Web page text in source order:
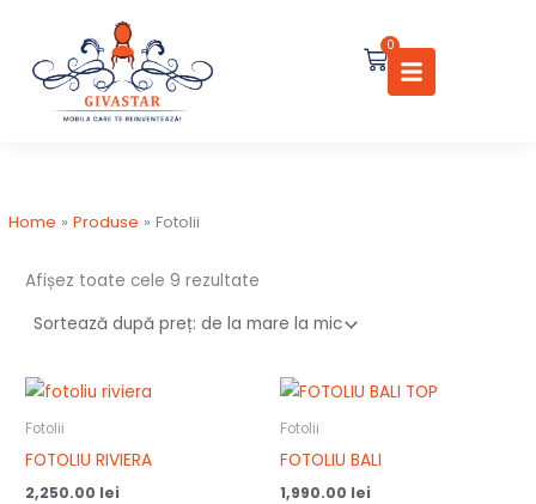
content
0
Cart
Home Produse Fotolii
Afișez toate cele 9 rezultate
Fotolii
FOTOLIU RIVIERA
2,250.00 lei
Fotolii
FOTOLIU BALI
1,990.00 lei